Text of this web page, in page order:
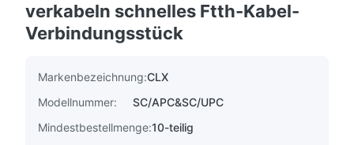
verkabeln schnelles Ftth-Kabel-
Verbindungsstück
Markenbezeichnung:CLX
Modellnummer:
SC/APC&SC/UPC
Mindestbestellmenge:10-teilig